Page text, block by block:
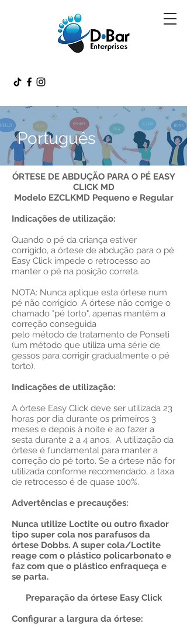
Português
ÓRTESE DE ABDUÇÃO PARA O PÉ EASY
CLICK MD
Modelo EZCLKMD Pequeno e Regular
Indicações de utilização:
Quando o pé da criança estiver
corrigido, a órtese de abdução para o pé
Easy Click impede o retrocesso ao
manter o pé na posição correta.
NOTA: Nunca aplique esta órtese num
pé não corrigido. A órtese não corrige o
chamado "pé torto", apenas mantém a
correção conseguida
pelo método de tratamento de Ponseti
(um método que utiliza uma série de
gessos para corrigir gradualmente o pé
torto).
Indicações de utilização:
A órtese Easy Click deve ser utilizada 23
horas por dia durante os primeiros 3
meses e depois à noite e ao fazer a
sesta durante 2 a 4 anos. A utilização da
órtese é fundamental para manter a
correção do pé torto. Se a órtese não for
utilizada conforme recomendado, a taxa
de retrocesso é de quase 100%.
Advertências e precauções:
Nunca utilize Loctite ou outro fixador
tipo super cola nos parafusos da
órtese Dobbs. A super cola/Loctite
reage com o plástico policarbonato e
faz com que o plástico enfraqueça e
se parta.
Preparação da órtese Easy Click
Configurar a largura da órtese: